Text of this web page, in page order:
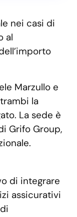
nei casi di
al
Marzullo e
la
La sede è
Grifo Group,
di integrare
assicurativi